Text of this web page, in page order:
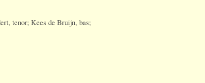
tenor; Kees de Bruijn, bas;